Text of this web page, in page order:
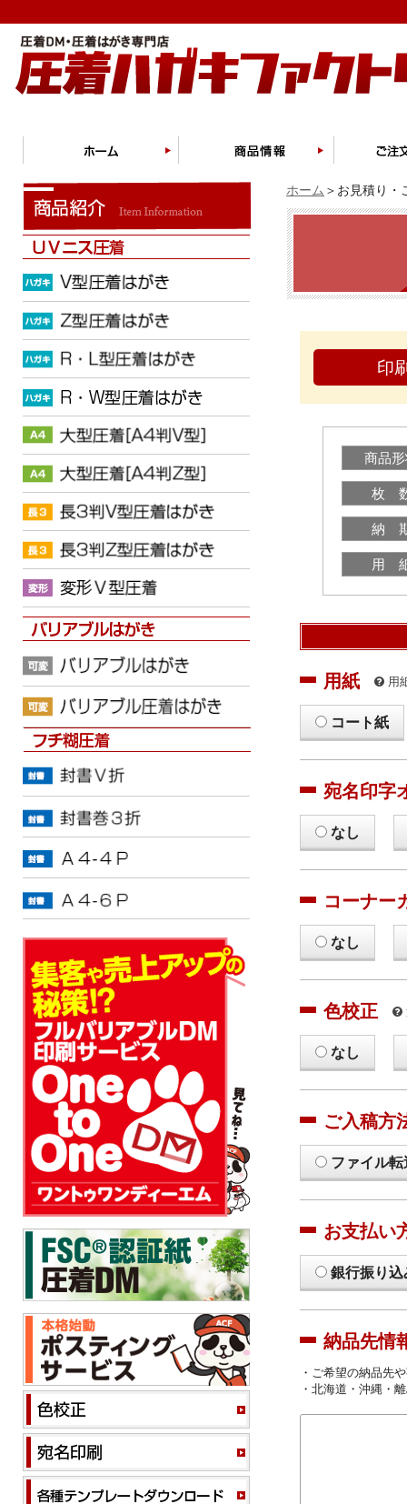
ホーム ＞お見積り・
印
商品
枚
納
用
用紙 用
コート紙
宛名印字
なし
コーナー
なし
色校正
なし
ご入稿方
ファイル
お支払い
銀行振り込
納品先情
・ご希望の納品先
・北海道・沖縄・